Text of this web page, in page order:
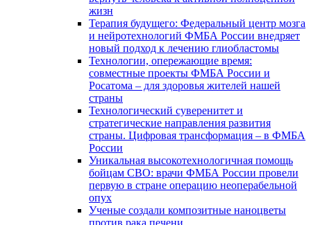
жизн
Терапия будущего: Федеральный центр мозга
и нейротехнологий ФМБА России внедряет
новый подход к лечению глиобластомы
Технологии, опережающие время:
совместные проекты ФМБА России и
Росатома – для здоровья жителей нашей
страны
Технологический суверенитет и
стратегические направления развития
страны. Цифровая трансформация – в ФМБА
России
Уникальная высокотехнологичная помощь
бойцам СВО: врачи ФМБА России провели
первую в стране операцию неоперабельной
опух
Ученые создали композитные наноцветы
против рака печени